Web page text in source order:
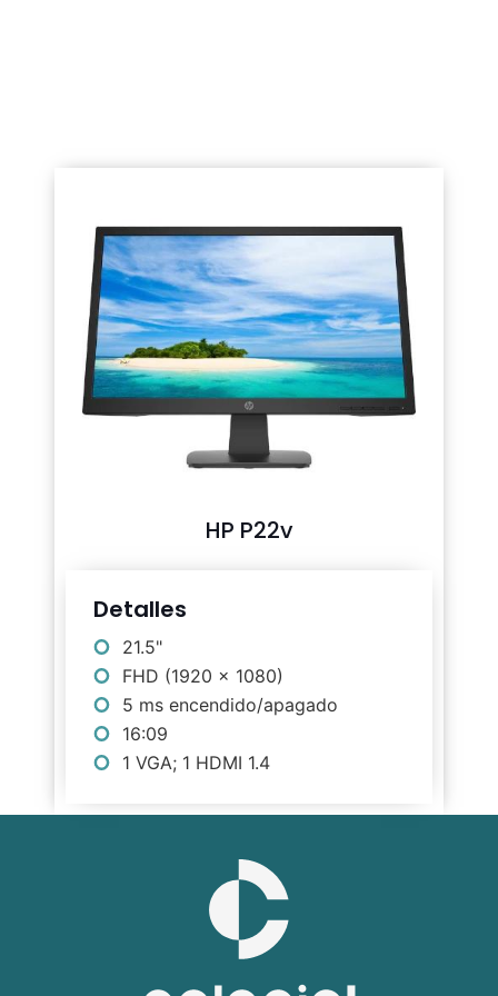
HP P22v
Detalles
21.5"
FHD (1920 x 1080)
5 ms encendido/apagado
16:09
1 VGA; 1 HDMI 1.4